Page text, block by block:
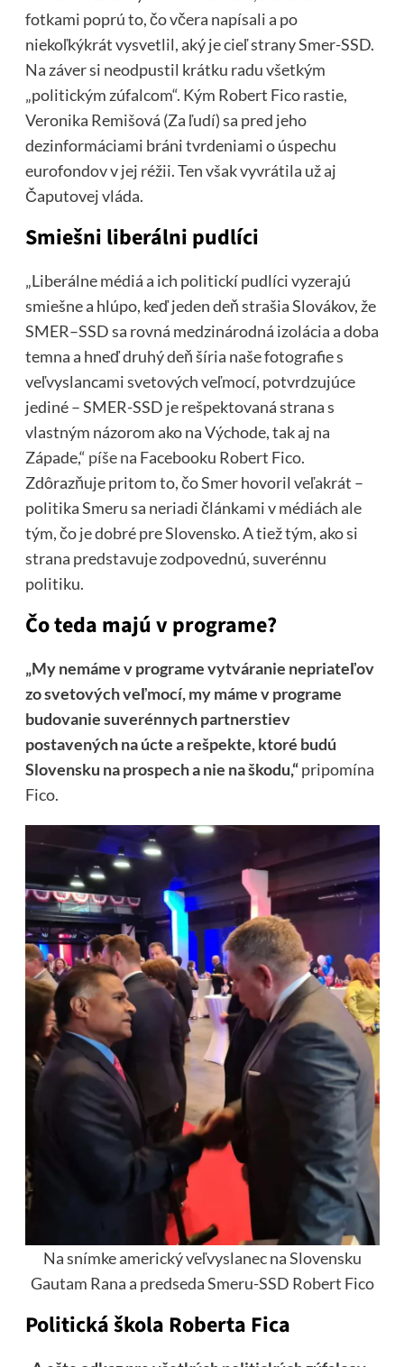
fotkami poprú to, čo včera napísali a po
niekoľkýkrát vysvetlil, aký je cieľ strany Smer-SSD.
Na záver si neodpustil krátku radu všetkým
„politickým zúfalcom“. Kým Robert Fico rastie,
Veronika Remišová (Za ľudí) sa pred jeho
dezinformáciami bráni tvrdeniami o úspechu
eurofondov v jej réžii. Ten však vyvrátila už aj
Čaputovej vláda.
Smiešni liberálni pudlíci
„Liberálne médiá a ich politickí pudlíci vyzerajú
smiešne a hlúpo, keď jeden deň strašia Slovákov, že
SMER–SSD sa rovná medzinárodná izolácia a doba
temna a hneď druhý deň šíria naše fotografie s
veľvyslancami svetových veľmocí, potvrdzujúce
jediné – SMER-SSD je rešpektovaná strana s
vlastným názorom ako na Východe, tak aj na
Západe,“ píše na Facebooku Robert Fico.
Zdôrazňuje pritom to, čo Smer hovoril veľakrát –
politika Smeru sa neriadi článkami v médiách ale
tým, čo je dobré pre Slovensko. A tiež tým, ako si
strana predstavuje zodpovednú, suverénnu
politiku.
Čo teda majú v programe?
„My nemáme v programe vytváranie nepriateľov
zo svetových veľmocí, my máme v programe
budovanie suverénnych partnerstiev
postavených na úcte a rešpekte, ktoré budú
Slovensku na prospech a nie na škodu,“pripomína
Fico.
Na snímke americký veľvyslanec na Slovensku
Gautam Rana a predseda Smeru-SSD Robert Fico
Politická škola Roberta Fica